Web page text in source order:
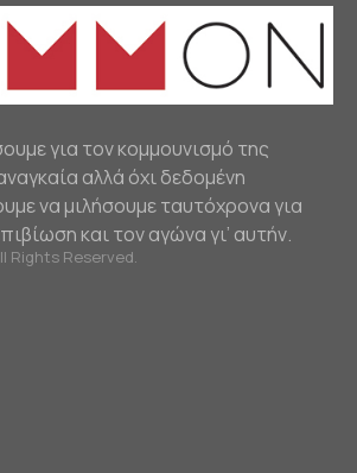
για τον κομμουνισμό της
αλλά όχι δεδομένη
να μιλήσουμε ταυτόχρονα για
και τον αγώνα γι’ αυτήν.
Rights Reserved.